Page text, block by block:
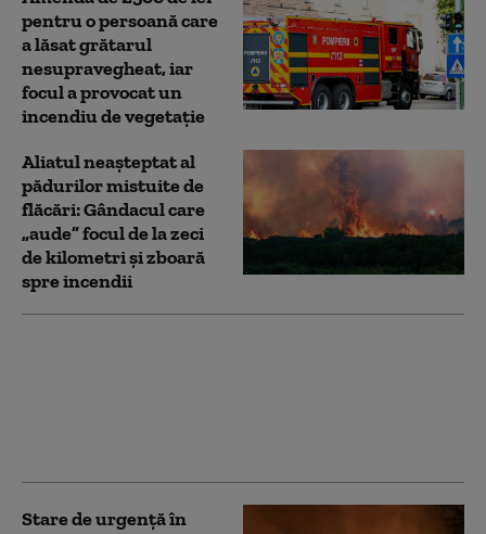
pentru o persoană care
a lăsat grătarul
nesupravegheat, iar
focul a provocat un
incendiu de vegetaţie
Aliatul neașteptat al
pădurilor mistuite de
flăcări: Gândacul care
„aude” focul de la zeci
de kilometri și zboară
spre incendii
Stare de urgență în